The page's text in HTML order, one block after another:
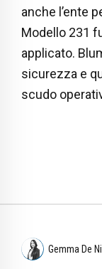
anche l’ente
Modello 231
applicato.
sicurezza e
scudo
Gemma De